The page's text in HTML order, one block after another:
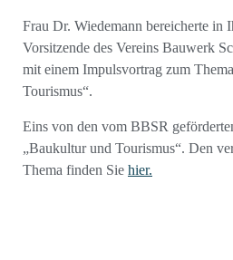
Frau Dr. Wiedemann bereicherte in
Vorsitzende des Vereins Bauwerk
mit einem Impulsvortrag zum
Tourismus“.
Eins von den vom BBSR
„Baukultur und Tourismus“. Den
Thema finden Sie hier.